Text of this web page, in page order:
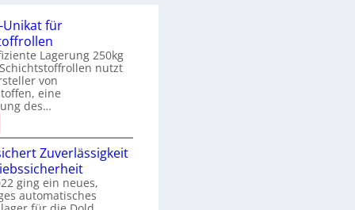
Unikat für
Lagerung 250kg
nutzt
von
eine
des…
Zuverlässigkeit
ging ein neues,
automatisches